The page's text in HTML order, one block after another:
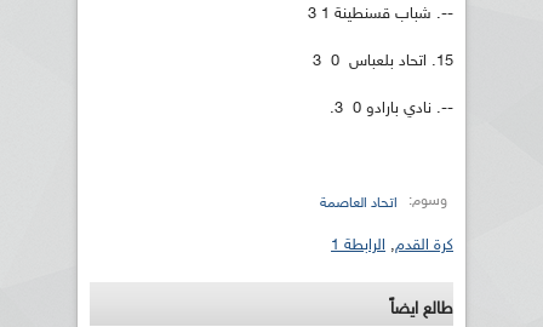
--. شباب قسنطينة 1 3
15. اتحاد بلعباس 0 3
--. نادي بارادو 0 3.
وسوم: اتحاد العاصمة
كرة القدم, الرابطة 1
طالع ايضاً